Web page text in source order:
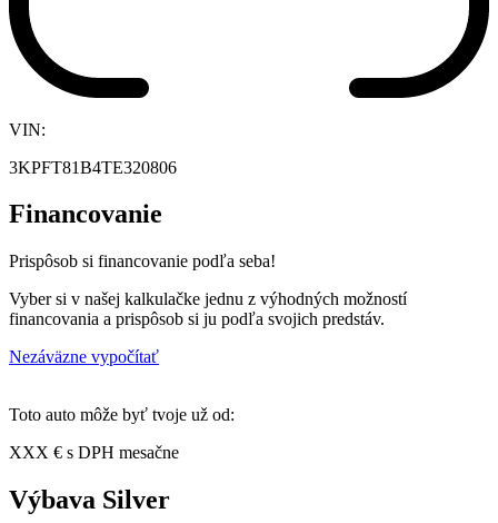
VIN:
3KPFT81B4TE320806
Financovanie
Prispôsob si financovanie podľa seba!
Vyber si v našej kalkulačke jednu z výhodných možností
financovania a prispôsob si ju podľa svojich predstáv.
Nezáväzne vypočítať
Toto auto môže byť tvoje už od:
XXX € s DPH mesačne
Výbava Silver